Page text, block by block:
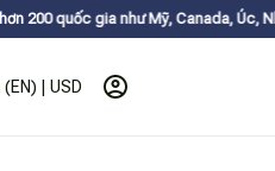
Mỹ, Canada, Úc, Nhật, Hàn, và các
(EN) | USD